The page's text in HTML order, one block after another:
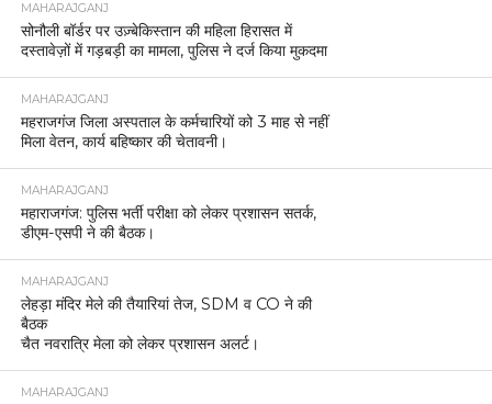
MAHARAJGANJ
सोनौली बॉर्डर पर उज़्बेकिस्तान की महिला हिरासत में
दस्तावेज़ों में गड़बड़ी का मामला, पुलिस ने दर्ज किया मुकदमा
MAHARAJGANJ
महराजगंज जिला अस्पताल के कर्मचारियों को 3 माह से नहीं
मिला वेतन, कार्य बहिष्कार की चेतावनी।
MAHARAJGANJ
महाराजगंज: पुलिस भर्ती परीक्षा को लेकर प्रशासन सतर्क,
डीएम-एसपी ने की बैठक।
MAHARAJGANJ
लेहड़ा मंदिर मेले की तैयारियां तेज, SDM व CO ने की
बैठक
चैत नवरात्रि मेला को लेकर प्रशासन अलर्ट।
MAHARAJGANJ